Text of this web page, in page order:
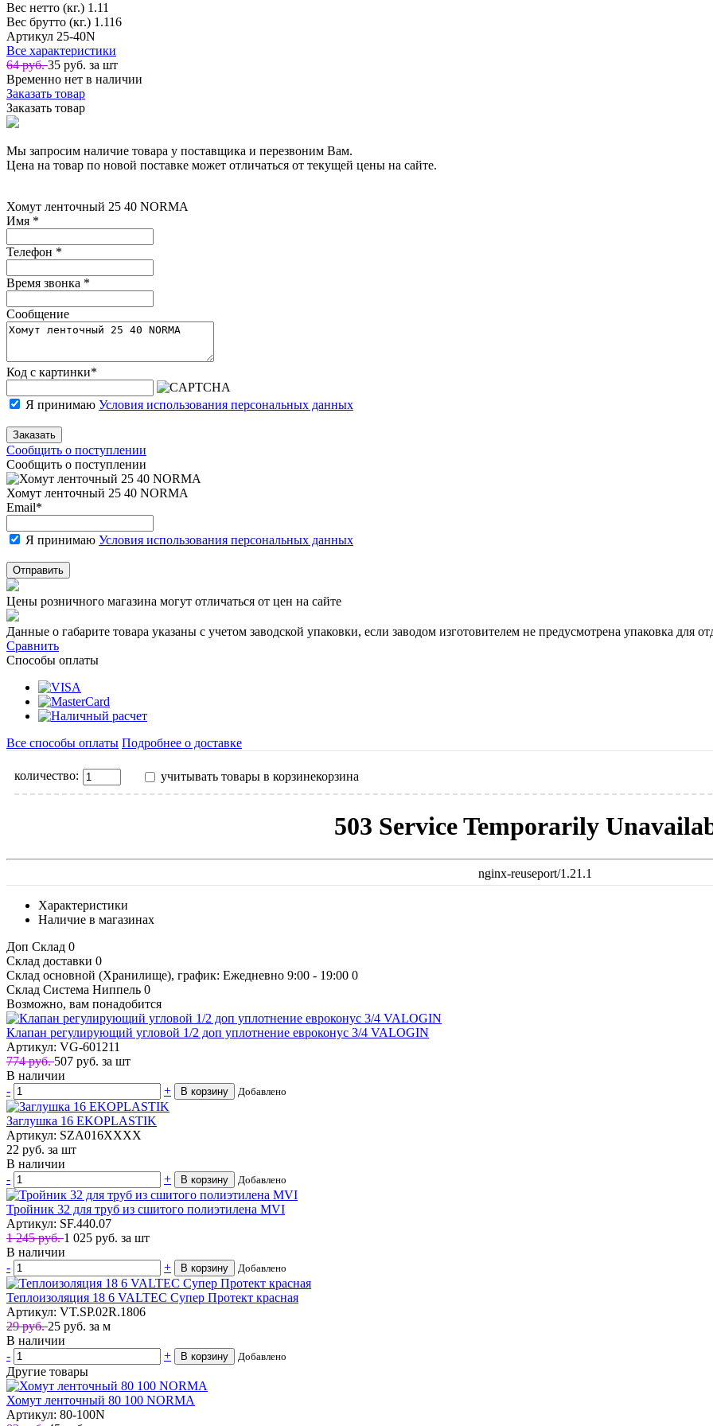
Вес нетто (кг.) 1.11
Вес брутто (кг.) 1.116
Артикул 25-40N
Все характеристики
64 руб.35 руб. за шт
Временно нет в наличии
Заказать товар
Заказать товар
Мы запросим наличие товара у поставщика и перезвоним Вам.
Цена на товар по новой поставке может отличаться от текущей цены на сайте.
Хомут ленточный 25 40 NORMA
Имя *
Телефон *
Время звонка *
Сообщение
Код с картинки*
Я принимаю Условия использования персональных данных
Заказать
Сообщить о поступлении
Сообщить о поступлении
Хомут ленточный 25 40 NORMA
Email*
Я принимаю Условия использования персональных данных
Отправить
Цены розничного магазина могут отличаться от цен на сайте
Данные о габарите товара указаны с учетом заводской упаковки, если заводом изготовителем не предусмотрена упаковка для
Сравнить
Способы оплаты
Все способы оплаты Подробнее о доставке
количество: учитывать товары в корзинекорзина
503 Service Temporarily
nginx-reuseport/1.21.1
Характеристики
Наличие в магазинах
Доп Склад 0
Склад доставки 0
Склад основной (Хранилище), график: Ежедневно 9:00 - 19:00 0
Склад Система Ниппель 0
Возможно, вам понадобится
Клапан регулирующий угловой 1/2 доп уплотнение евроконус 3/4 VALOGIN
Артикул: VG-601211
774 руб.507 руб. за шт
В наличии
-
+ В корзину Добавлено
Заглушка 16 EKOPLASTIK
Артикул: SZA016XXXX
22 руб. за шт
В наличии
-
+ В корзину Добавлено
Тройник 32 для труб из сшитого полиэтилена MVI
Артикул: SF.440.07
1 245 руб.1 025 руб. за шт
В наличии
-
+ В корзину Добавлено
Теплоизоляция 18 6 VALTEC Супер Протект красная
Артикул: VT.SP.02R.1806
29 руб.25 руб. за м
В наличии
-
+ В корзину Добавлено
Другие товары
Хомут ленточный 80 100 NORMA
Артикул: 80-100N